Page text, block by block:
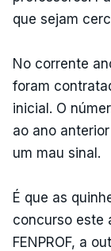
que sejam
No corrente
foram
inicial. O
ao ano
um mau sinal.
É que as
concurso este
FENPROF, a